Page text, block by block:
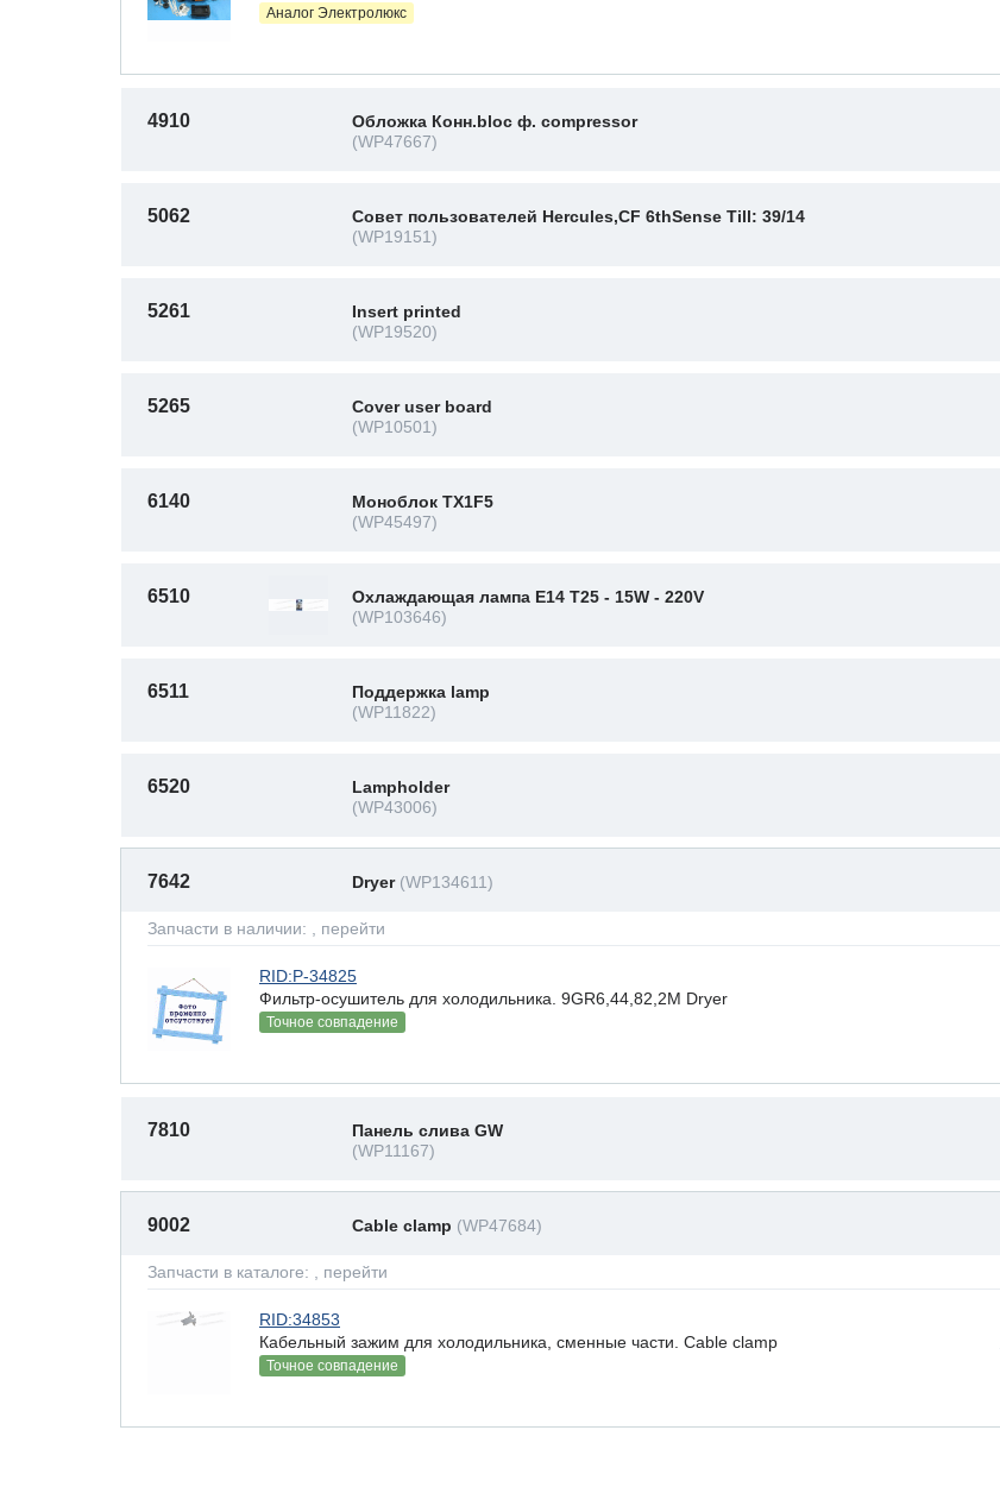
Аналог Электролюкс
4910
Обложка Конн.bloc ф. compressor
(WP47667)
5062
Совет пользователей Hercules,CF 6thSense Till: 39/14
(WP19151)
5261
Insert printed
(WP19520)
5265
Cover user board
(WP10501)
6140
Моноблок TX1F5
(WP45497)
6510
Охлаждающая лампа E14 T25 - 15W - 220V
(WP103646)
6511
Поддержка lamp
(WP11822)
6520
Lampholder
(WP43006)
7642 Dryer (WP134611)
Запчасти в наличии: , перейти
RID:P-34825
Фильтр-осушитель для холодильника. 9GR6,44,82,2M Dryer
Точное совпадение
7810
Панель слива GW
(WP11167)
9002 Cable clamp (WP47684)
Запчасти в каталоге: , перейти
RID:34853
Кабельный зажим для холодильника, сменные части. Cable clamp
Точное совпадение